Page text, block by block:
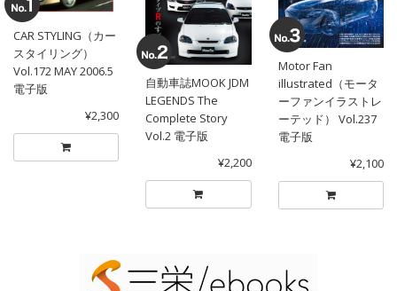
CAR STYLING（カー
スタイリング）
Vol.172 MAY 2006.5
電子版
¥2,300
自動車誌MOOK JDM
LEGENDS The
Complete Story
Vol.2 電子版
¥2,200
Motor Fan
illustrated（モータ
ーファンイラストレ
ーテッド） Vol.237
電子版
¥2,100